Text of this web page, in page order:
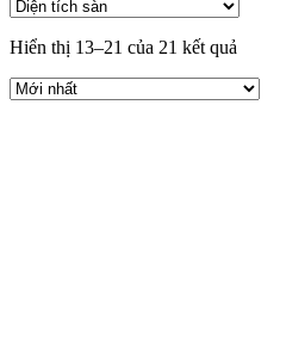
Hiển thị 13–21 của 21 kết quả